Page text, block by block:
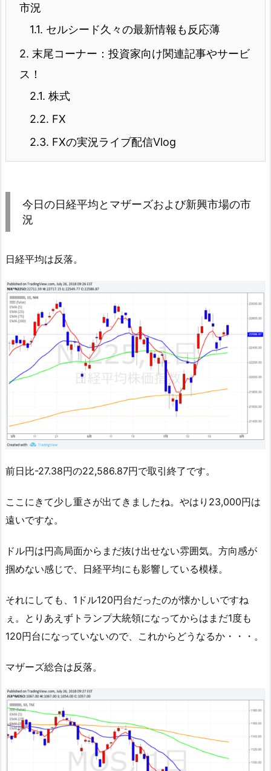
市況
1.1. セルシード久々の最新情報も反応薄
2. 末尾コーナー：投資家向け関連記事やサービ
ス！
2.1. 株式
2.2. FX
2.3. FXの実況ライブ配信Vlog
今日の日経平均とマザーズおよび新興市場の市
況
日経平均は反落。
前日比-27.38円の22,586.87円で取引終了です。
ここにきて少し重さが出てきましたね。やはり23,000円は
遠いですな。
ドル円は円高局面からまだ抜け出せない雰囲気。方向感が
掴めない感じで、日経平均にも影響している模様。
それにしても、1ドル120円台だったのが懐かしいですね
ぇ。とりあえずトランプ大統領になってからはまだ1度も
120円台になっていないので、これからどうなるか・・・。
マザーズ総合は反落。